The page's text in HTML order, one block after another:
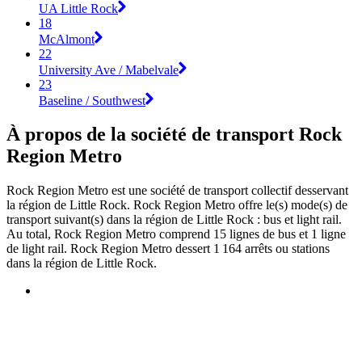
UA Little Rock
18
McAlmont
22
University Ave / Mabelvale
23
Baseline / Southwest
À propos de la société de transport Rock
Region Metro
Rock Region Metro est une société de transport collectif desservant
la région de Little Rock. Rock Region Metro offre le(s) mode(s) de
transport suivant(s) dans la région de Little Rock : bus et light rail.
Au total, Rock Region Metro comprend 15 lignes de bus et 1 ligne
de light rail. Rock Region Metro dessert 1 164 arrêts ou stations
dans la région de Little Rock.